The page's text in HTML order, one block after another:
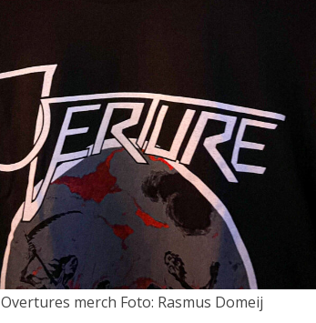
Overtures merch Foto: Rasmus Domeij